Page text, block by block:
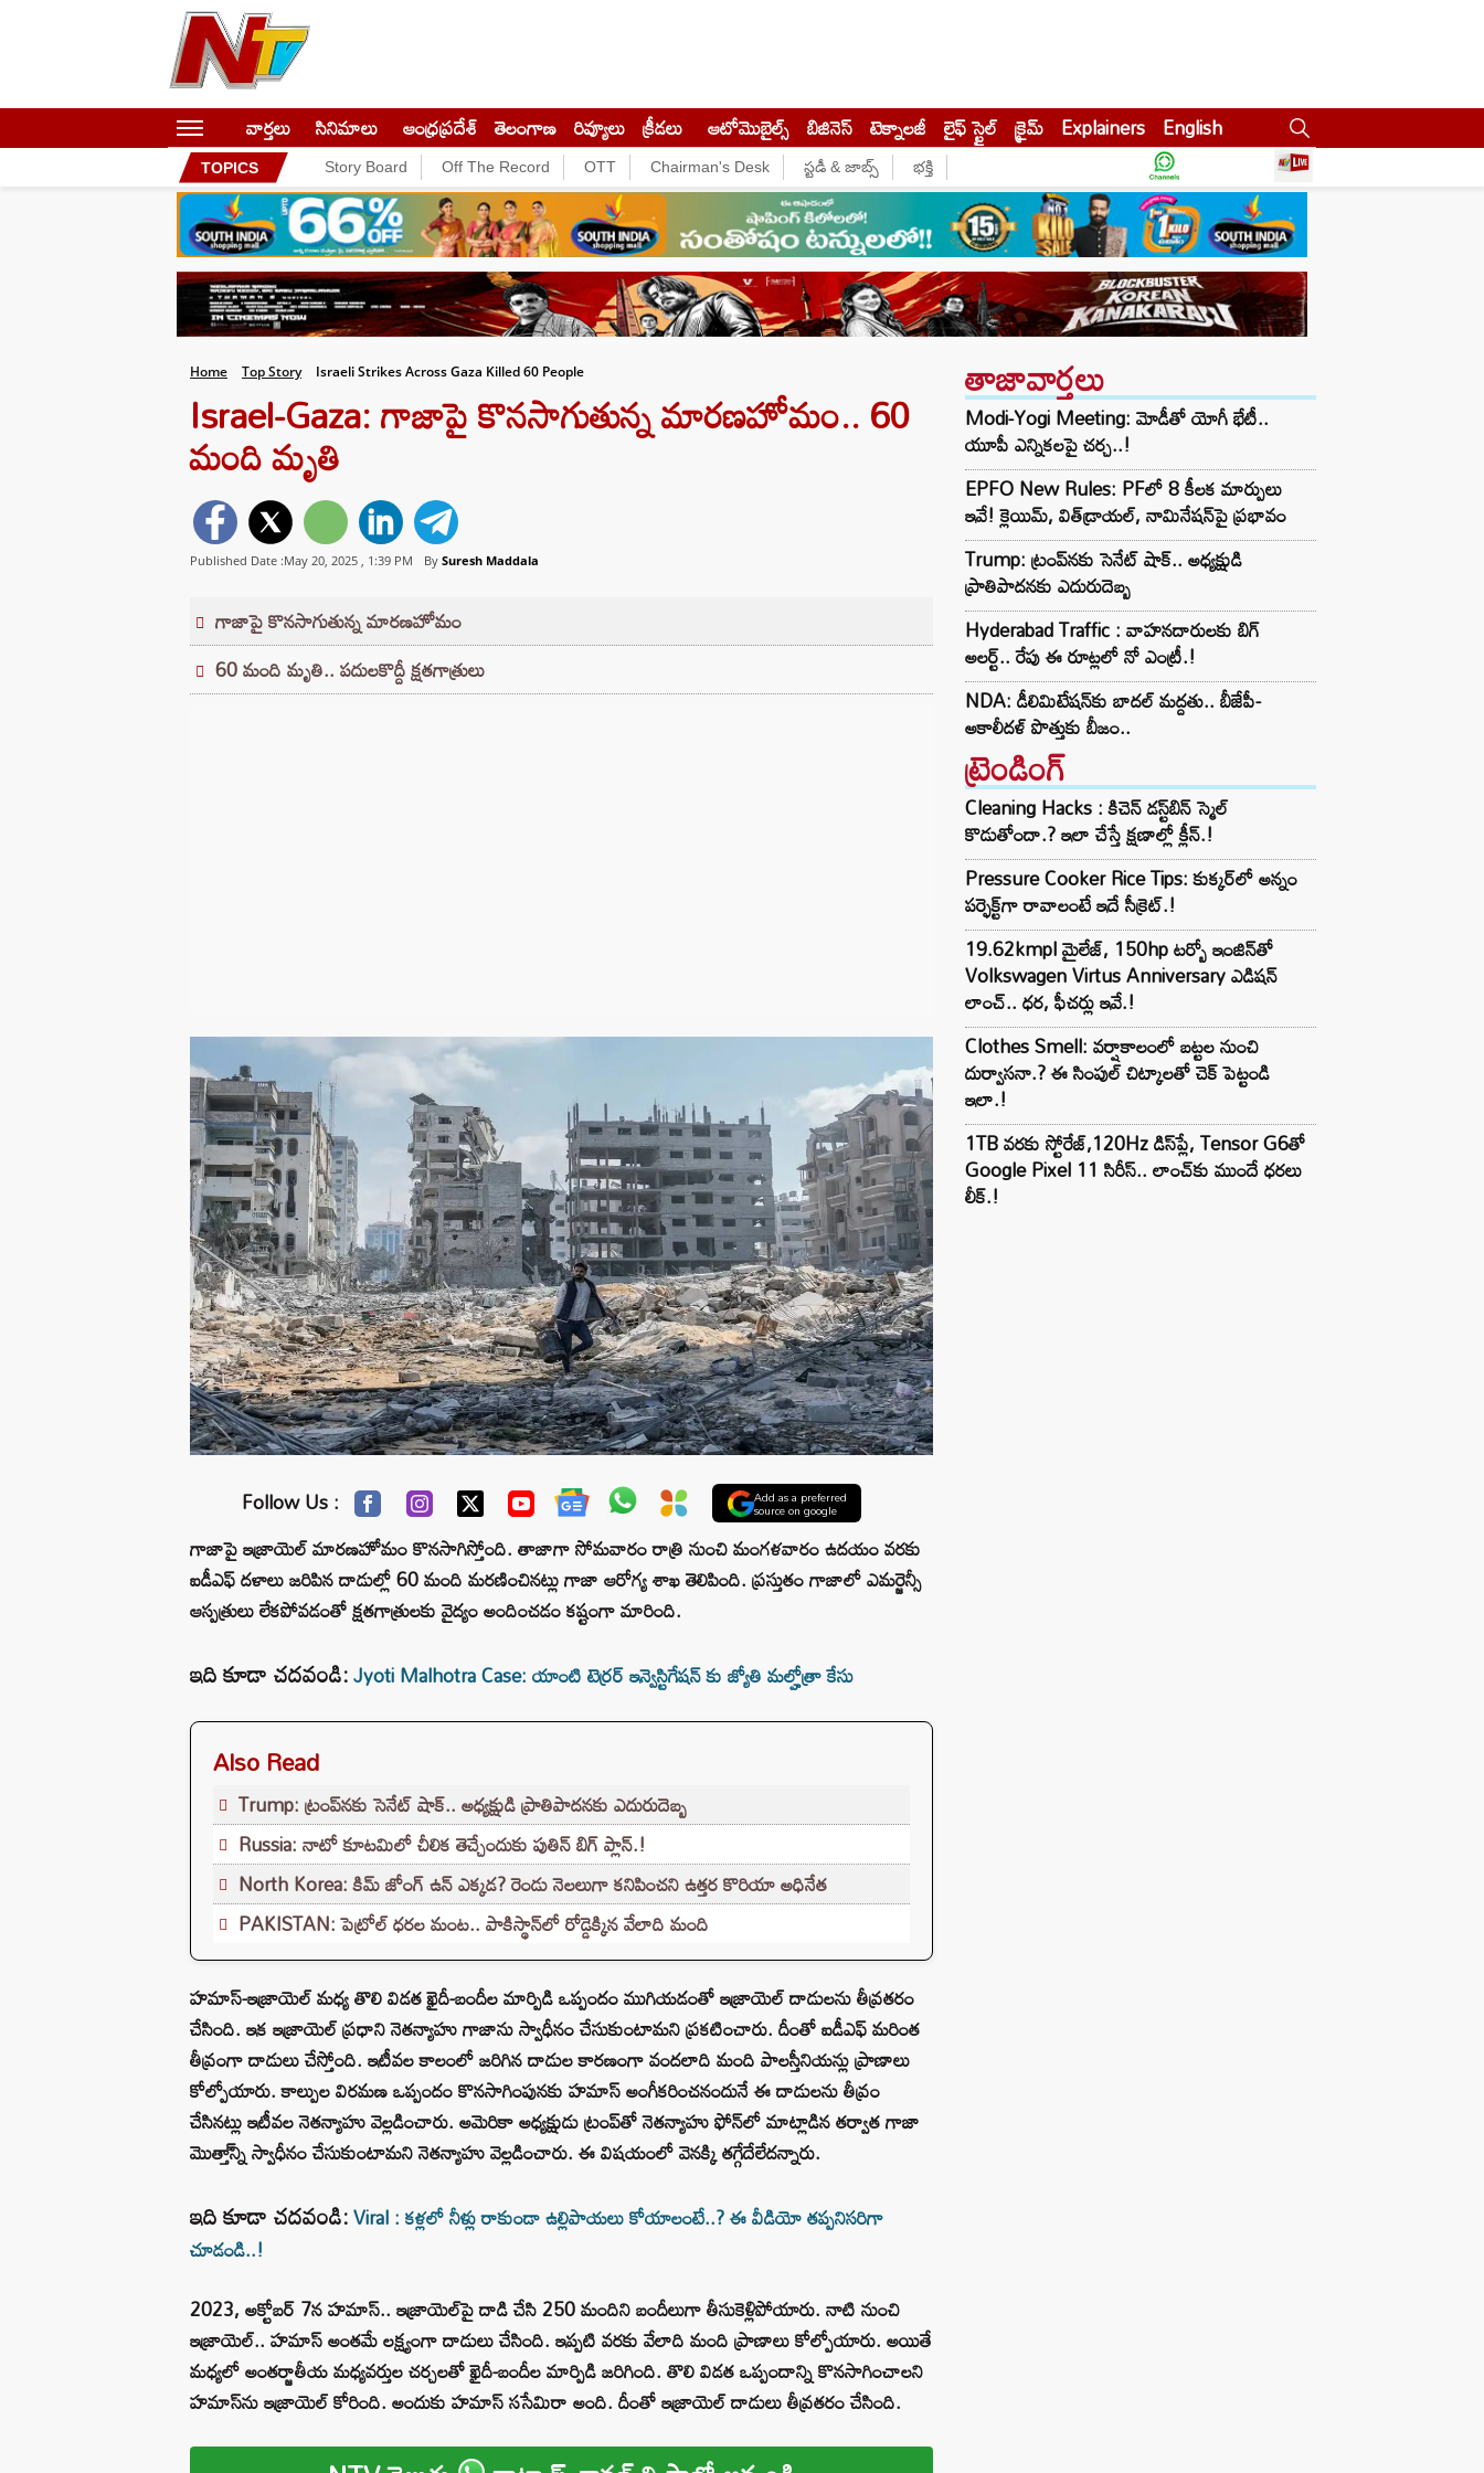
వార్తలు సినిమాలు ఆంధ్రప్రదేశ్ తెలంగాణ రివ్యూలు క్రీడలు ఆటోమొబైల్స్ బిజినెస్‌ టెక్నాలజీ లైఫ్ స్టైల్ క్రైమ్ Explainers English
TOPICS Story Board Off The Record OTT Chairman's Desk స్టడీ & జాబ్స్ భక్తి
Home Top Story Israeli Strikes Across Gaza Killed 60 People
Israel-Gaza: గాజాపై కొనసాగుతున్న మారణహోమం.. 60
మంది మృతి
Published Date :May 20, 2025 , 1:39 PM By Suresh Maddala
గాజాపై కొనసాగుతున్న మారణహోమం
60 మంది మృతి.. పదులకొద్దీ క్షతగాత్రులు
Follow Us : Add as a preferred
source on google
గాజాపై ఇజ్రాయెల్ మారణహోమం కొనసాగిస్తోంది. తాజాగా సోమవారం రాత్రి నుంచి మంగళవారం ఉదయం వరకు
ఐడీఎఫ్ దళాలు జరిపిన దాడుల్లో 60 మంది మరణించినట్లు గాజా ఆరోగ్య శాఖ తెలిపింది. ప్రస్తుతం గాజాలో ఎమర్జెన్సీ
ఆస్పత్రులు లేకపోవడంతో క్షతగాత్రులకు వైద్యం అందించడం కష్టంగా మారింది.
ఇది కూడా చదవండి:Jyoti Malhotra Case: యాంటి టెర్రర్ ఇన్వెస్టిగేషన్ కు జ్యోతి మల్హోత్రా కేసు
Also Read
Trump: ట్రంప్‌నకు సెనేట్ షాక్.. అధ్యక్షుడి ప్రాతిపాదనకు ఎదురుదెబ్బ
Russia: నాటో కూటమిలో చీలిక తెచ్చేందుకు పుతిన్ బిగ్ ప్లాన్.!
North Korea: కిమ్ జోంగ్ ఉన్ ఎక్కడ? రెండు నెలలుగా కనిపించని ఉత్తర కొరియా అధినేత
PAKISTAN: పెట్రోల్ ధరల మంట.. పాకిస్థాన్‌లో రోడ్డెక్కిన వేలాది మంది
హమాస్-ఇజ్రాయెల్ మధ్య తొలి విడత ఖైదీ-బందీల మార్పిడి ఒప్పందం ముగియడంతో ఇజ్రాయెల్ దాడులను తీవ్రతరం
చేసింది. ఇక ఇజ్రాయెల్ ప్రధాని నెతన్యాహు గాజాను స్వాధీనం చేసుకుంటామని ప్రకటించారు. దీంతో ఐడీఎఫ్ మరింత
తీవ్రంగా దాడులు చేస్తోంది. ఇటీవల కాలంలో జరిగిన దాడుల కారణంగా వందలాది మంది పాలస్తీనియన్లు ప్రాణాలు
కోల్పోయారు. కాల్పుల విరమణ ఒప్పందం కొనసాగింపునకు హమాస్ అంగీకరించనందునే ఈ దాడులను తీవ్రం
చేసినట్లు ఇటీవల నెతన్యాహు వెల్లడించారు. అమెరికా అధ్యక్షుడు ట్రంప్‌తో నెతన్యాహు ఫోన్‌లో మాట్లాడిన తర్వాత గాజా
మొత్తా్న్ని స్వాధీనం చేసుకుంటామని నెతన్యాహు వెల్లడించారు. ఈ విషయంలో వెనక్కి తగ్గేదేలేదన్నారు.
ఇది కూడా చదవండి:Viral : కళ్లలో నీళ్లు రాకుండా ఉల్లిపాయలు కోయాలంటే..? ఈ వీడియో తప్పనిసరిగా
చూడండి..!
2023, అక్టోబర్ 7న హమాస్.. ఇజ్రాయెల్‌పై దాడి చేసి 250 మందిని బందీలుగా తీసుకెళ్లిపోయారు. నాటి నుంచి
ఇజ్రాయెల్.. హమాస్ అంతమే లక్ష్యంగా దాడులు చేసింది. ఇప్పటి వరకు వేలాది మంది ప్రాణాలు కోల్పోయారు. అయితే
మధ్యలో అంతర్జాతీయ మధ్యవర్తుల చర్చలతో ఖైదీ-బందీల మార్పిడి జరిగింది. తొలి విడత ఒప్పందాన్ని కొనసాగించాలని
హమాస్‌ను ఇజ్రాయెల్ కోరింది. అందుకు హమాస్ ససేమిరా అంది. దీంతో ఇజ్రాయెల్ దాడులు తీవ్రతరం చేసింది.
తాజావార్తలు
Modi-Yogi Meeting: మోడీతో యోగీ భేటీ..
యూపీ ఎన్నికలపై చర్చ..!
EPFO New Rules: PFలో 8 కీలక మార్పులు
ఇవే! క్లెయిమ్, విత్‌డ్రాయల్, నామినేషన్‌పై ప్రభావం
Trump: ట్రంప్‌నకు సెనేట్ షాక్.. అధ్యక్షుడి
ప్రాతిపాదనకు ఎదురుదెబ్బ
Hyderabad Traffic : వాహనదారులకు బిగ్
అలర్ట్.. రేపు ఈ రూట్లలో నో ఎంట్రీ.!
NDA: డీలిమిటేషన్‌కు బాదల్ మద్దతు.. బీజేపీ-
అకాలీదళ్ పొత్తుకు బీజం..
ట్రెండింగ్‌
Cleaning Hacks : కిచెన్ డస్ట్‌బిన్ స్మెల్
కొడుతోందా.? ఇలా చేస్తే క్షణాల్లో క్లీన్.!
Pressure Cooker Rice Tips: కుక్కర్‌లో అన్నం
పర్ఫెక్ట్‌గా రావాలంటే ఇదే సీక్రెట్.!
19.62kmpl మైలేజ్, 150hp టర్బో ఇంజిన్‌తో
Volkswagen Virtus Anniversary ఎడిషన్
లాంచ్.. ధర, ఫీచర్లు ఇవే.!
Clothes Smell: వర్షాకాలంలో బట్టల నుంచి
దుర్వాసనా.? ఈ సింపుల్ చిట్కాలతో చెక్ పెట్టండి
ఇలా.!
1TB వరకు స్టోరేజ్,120Hz డిస్‌ప్లే, Tensor G6తో
Google Pixel 11 సిరీస్.. లాంచ్⁭కు ముందే ధరలు
లీక్.!